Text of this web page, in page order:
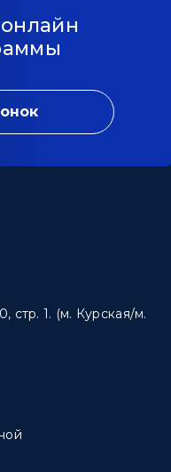
стр. 1. (м. Курская/м.